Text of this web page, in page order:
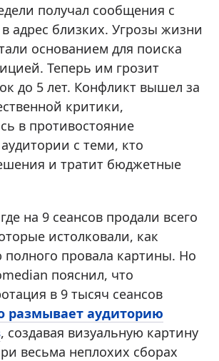
получал сообщения с
адрес близких. Угрозы жизни
основанием для поиска
Теперь им грозит
до 5 лет. Конфликт вышел за
критики,
в противостояние
с теми, кто
и тратит бюджетные
на 9 сеансов продали всего
истолковали, как
провала картины. Но
пояснил, что
в 9 тысяч сеансов
размывает аудиторию
, создавая визуальную картину
весьма неплохих сборах